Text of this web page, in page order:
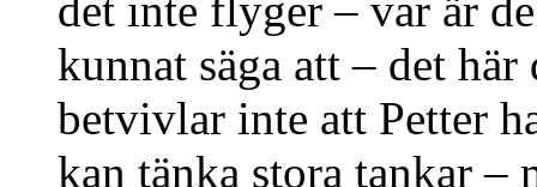
det inte flyger – var är
kunnat säga att – det
betvivlar inte att Petter
kan tänka stora tankar –